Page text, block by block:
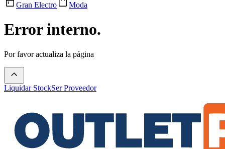
Gran Electro
Moda
Error interno.
Por favor actualiza la página
Liquidar StockSer Proveedor